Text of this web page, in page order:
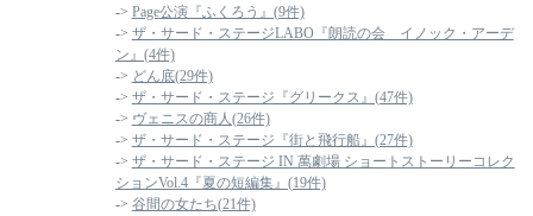
-> Page公演『ふくろう』(9件)
-> ザ・サード・ステージLABO『朗読の会 イノック・アーデ
ン』(4件)
-> どん底(29件)
-> ザ・サード・ステージ『グリークス』(47件)
-> ヴェニスの商人(26件)
-> ザ・サード・ステージ『街と飛行船』(27件)
-> ザ・サード・ステージ IN 萬劇場 ショートストーリーコレク
ションVol.4『夏の短編集』(19件)
-> 谷間の女たち(21件)